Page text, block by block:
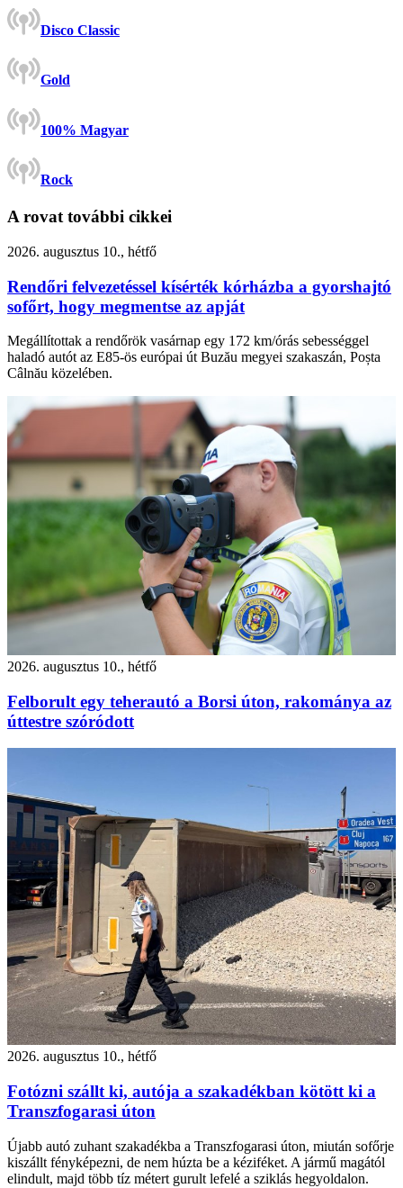
Disco Classic
Gold
100% Magyar
Rock
A rovat további cikkei
2026. augusztus 10., hétfő
Rendőri felvezetéssel kísérték kórházba a gyorshajtó
sofőrt, hogy megmentse az apját
Megállítottak a rendőrök vasárnap egy 172 km/órás sebességgel
haladó autót az E85-ös európai út Buzău megyei szakaszán, Poșta
Câlnău közelében.
2026. augusztus 10., hétfő
Felborult egy teherautó a Borsi úton, rakománya az
úttestre szóródott
2026. augusztus 10., hétfő
Fotózni szállt ki, autója a szakadékban kötött ki a
Transzfogarasi úton
Újabb autó zuhant szakadékba a Transzfogarasi úton, miután sofőrje
kiszállt fényképezni, de nem húzta be a kéziféket. A jármű magától
elindult, majd több tíz métert gurult lefelé a sziklás hegyoldalon.